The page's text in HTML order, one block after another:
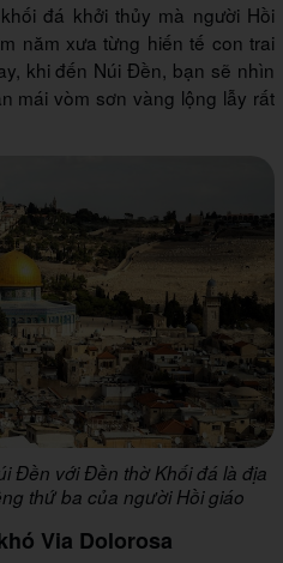
đá khởi thủy mà người Hồi
năm xưa từng hiến tế con trai
khi đến Núi Đền, bạn sẽ nhìn
mái vòm sơn vàng lộng lẫy rất
Đền với Đền thờ Khối đá là địa
thứ ba của người Hồi giáo
Via Dolorosa